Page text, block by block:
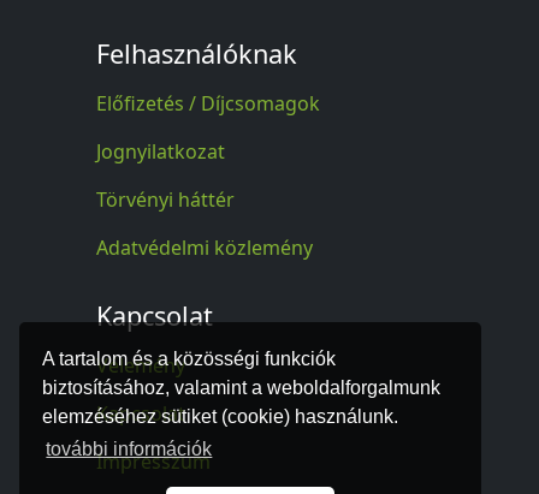
A tartalom és a közösségi funkciók
biztosításához, valamint a weboldalforgalmunk
elemzéséhez sütiket (cookie) használunk.
további információk
Felhasználóknak
Előfizetés / Díjcsomagok
Jognyilatkozat
Törvényi háttér
Adatvédelmi közlemény
Kapcsolat
Vélemény
Kapcsolat
Impresszum